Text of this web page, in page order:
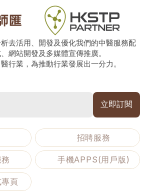
去活用、開發及優化我們的中醫服務配
網站開發及多媒體宣傳推廣。
行業，為推動行業發展出一分力。
招聘服務
手機APPS(用戶版)
頁